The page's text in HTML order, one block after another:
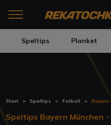
Speltips Planket
Start Speltips Fotboll Bayern
Speltips Bayern München